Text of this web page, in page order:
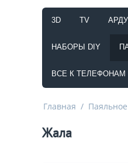
3D TV
НАБОРЫ DIY
ВСЕ К ТЕЛЕФОНАМ
Главная /
Жала